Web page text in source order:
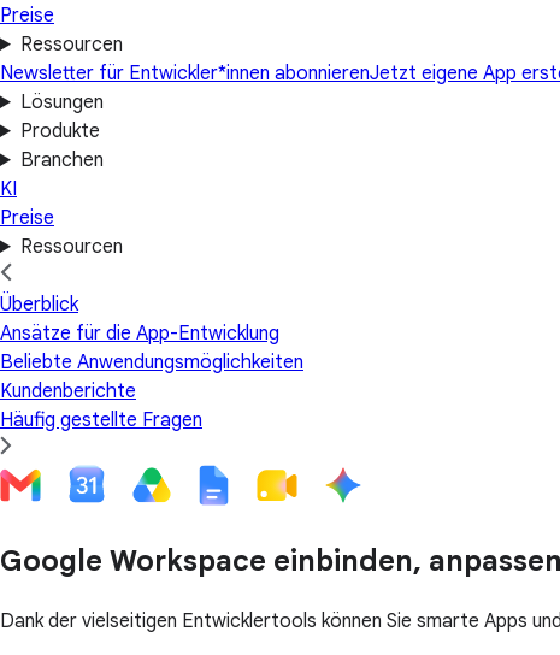
Preise
Ressourcen
Newsletter für Entwickler*innen abonnierenJetzt eigene App
Lösungen
Produkte
Branchen
KI
Preise
Ressourcen
Überblick
Ansätze für die App-Entwicklung
Beliebte Anwendungsmöglichkeiten
Kundenberichte
Häufig gestellte Fragen
Google Workspace einbinden,
Dank der vielseitigen Entwicklertools können Sie smarte Apps